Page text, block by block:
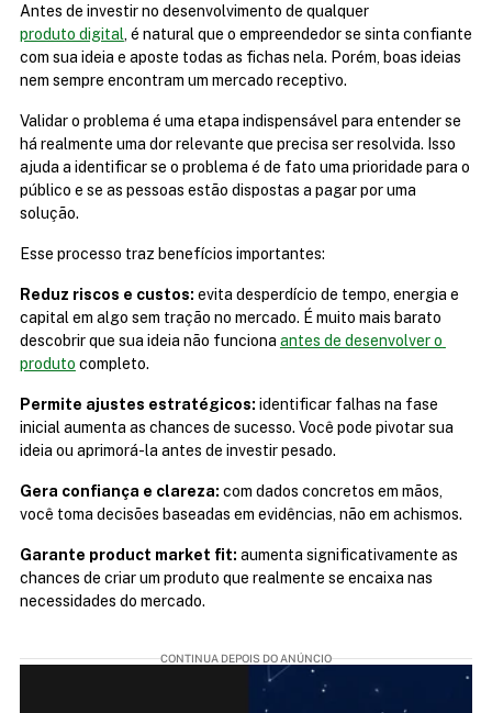
Antes de investir no desenvolvimento de qualquer
produto digital, é natural que o empreendedor se sinta confiante
com sua ideia e aposte todas as fichas nela. Porém, boas ideias
nem sempre encontram um mercado receptivo.
Validar o problema é uma etapa indispensável para entender se
há realmente uma dor relevante que precisa ser resolvida. Isso
ajuda a identificar se o problema é de fato uma prioridade para o
público e se as pessoas estão dispostas a pagar por uma
solução.
Esse processo traz benefícios importantes:
Reduz riscos e custos: evita desperdício de tempo, energia e
capital em algo sem tração no mercado. É muito mais barato
descobrir que sua ideia não funciona antes de desenvolver o
produto completo.
Permite ajustes estratégicos: identificar falhas na fase
inicial aumenta as chances de sucesso. Você pode pivotar sua
ideia ou aprimorá-la antes de investir pesado.
Gera confiança e clareza: com dados concretos em mãos,
você toma decisões baseadas em evidências, não em achismos.
Garante product market fit: aumenta significativamente as
chances de criar um produto que realmente se encaixa nas
necessidades do mercado.
CONTINUA DEPOIS DO ANÚNCIO